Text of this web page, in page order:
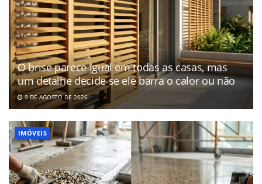
O brise parece igual em todas as casas, mas
um detalhe decide se ele barra o calor ou não
9 DE AGOSTO DE 2026
IMÓVEIS